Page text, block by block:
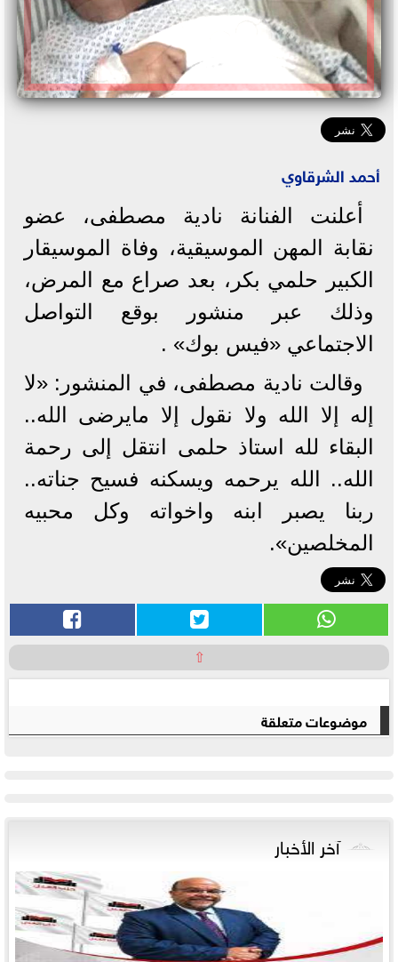
أحمد الشرقاوي
أعلنت الفنانة نادية مصطفى، عضو
نقابة المهن الموسيقية، وفاة الموسيقار
الكبير حلمي بكر، بعد صراع مع المرض،
وذلك عبر منشور بوقع التواصل
الاجتماعي «فيس بوك» .
وقالت نادية مصطفى، في المنشور: «لا
إله إلا الله ولا نقول إلا مايرضى الله..
البقاء لله استاذ حلمى انتقل إلى رحمة
الله.. الله يرحمه ويسكنه فسيح جناته..
ربنا يصبر ابنه واخواته وكل محبيه
المخلصين».
⇧
موضوعات متعلقة
آخر الأخبار